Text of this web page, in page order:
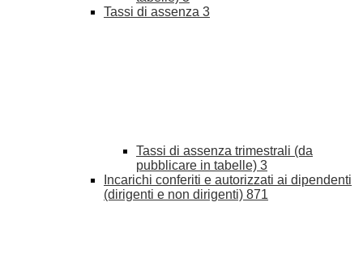
Tassi di assenza 3
Tassi di assenza trimestrali (da
pubblicare in tabelle) 3
Incarichi conferiti e autorizzati ai dipendenti
(dirigenti e non dirigenti) 871